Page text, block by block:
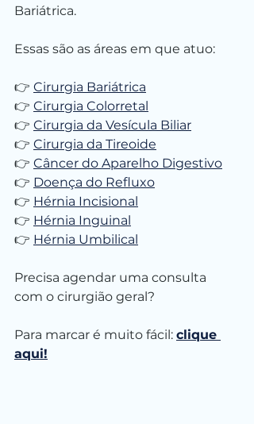
Bariátrica.
Essas são as áreas em que atuo:
👉 Cirurgia Bariátrica
👉 Cirurgia Colorretal
👉 Cirurgia da Vesícula Biliar
👉 Cirurgia da Tireoide
👉 Câncer do Aparelho Digestivo
👉 Doença do Refluxo
👉 Hérnia Incisional
👉 Hérnia Inguinal
👉 Hérnia Umbilical
Precisa agendar uma consulta
com o cirurgião geral?
Para marcar é muito fácil: clique
aqui!